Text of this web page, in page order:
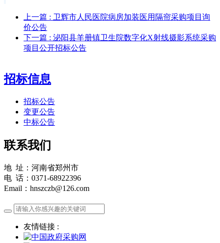
上一篇 : 卫辉市人民医院病房加装医用隔帘采购项目询
价公告
下一篇 : 泌阳县羊册镇卫生院数字化X射线摄影系统采购
项目公开招标公告
招标信息
招标公告
变更公告
中标公告
联系我们
地 址：河南省郑州市
电 话：0371-68922396
Email：hnszczb@126.com
友情链接 :